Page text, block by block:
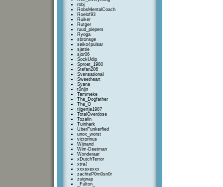
robj
RobsMentalCoach
Roelof93
Ruiker
Rutger
ruud_piepers
Ryoga
sbronsge
seiko4pulsar
sjattie
sjor06
SockUdip
Sproet_1980
Stefan206
SvensationaI
Sweetheart
Syana
t0nijn
Tammeke
The_Dogfather
The_O
tijgertje1987
TotalOverdose
Tozalin
Tuinhark
UberFunkerfied
unox_worst
victorinus
Wijnand
Wim-Deetman
Wonderaar
xDutchTerror
xtraJ
xxxsxexxx
zachteP0rn0sn0r
zuignap
_Fulton_